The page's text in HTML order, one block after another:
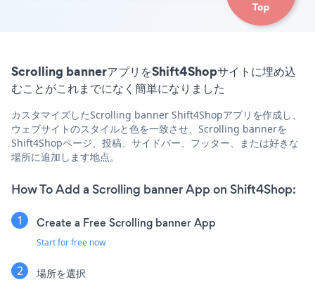
Scrolling bannerアプリをShift4Shopサイトに埋め込
むことがこれまでになく簡単になりました
カスタマイズしたScrolling banner Shift4Shopアプリを作成し、
ウェブサイトのスタイルと色を一致させ、Scrolling bannerを
Shift4Shopページ、投稿、サイドバー、フッター、または好きな
場所に追加します地点。
How To Add a Scrolling banner App on Shift4Shop:
Create a Free Scrolling banner App
Start for free now
場所を選択